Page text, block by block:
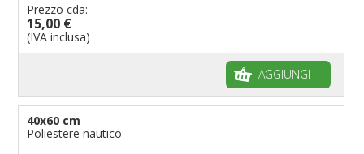
Prezzo cda:
15,00 €
(IVA inclusa)
AGGIUNGI
40x60 cm
Poliestere nautico